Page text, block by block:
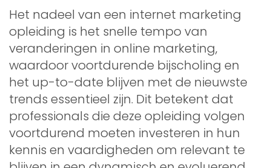
Het nadeel van een internet marketing
opleiding is het snelle tempo van
veranderingen in online marketing,
waardoor voortdurende bijscholing en
het up-to-date blijven met de nieuwste
trends essentieel zijn. Dit betekent dat
professionals die deze opleiding volgen
voortdurend moeten investeren in hun
kennis en vaardigheden om relevant te